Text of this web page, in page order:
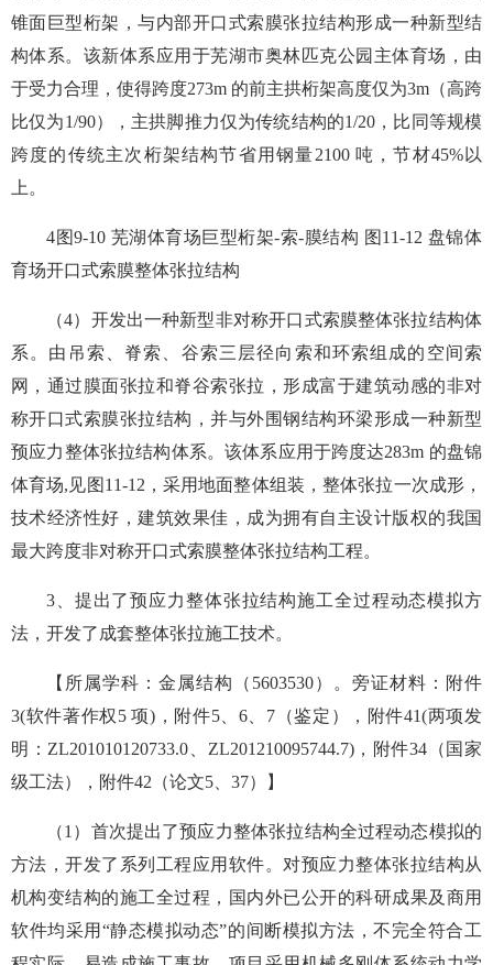
锥面巨型桁架，与内部开口式索膜张拉结构形成一种新型结
构体系。该新体系应用于芜湖市奥林匹克公园主体育场，由
于受力合理，使得跨度273m 的前主拱桁架高度仅为3m（高跨
比仅为1/90），主拱脚推力仅为传统结构的1/20，比同等规模
跨度的传统主次桁架结构节省用钢量2100 吨，节材45%以
上。
4图9-10 芜湖体育场巨型桁架-索-膜结构 图11-12 盘锦体
育场开口式索膜整体张拉结构
（4）开发出一种新型非对称开口式索膜整体张拉结构体
系。由吊索、脊索、谷索三层径向索和环索组成的空间索
网，通过膜面张拉和脊谷索张拉，形成富于建筑动感的非对
称开口式索膜张拉结构，并与外围钢结构环梁形成一种新型
预应力整体张拉结构体系。该体系应用于跨度达283m 的盘锦
体育场,见图11-12，采用地面整体组装，整体张拉一次成形，
技术经济性好，建筑效果佳，成为拥有自主设计版权的我国
最大跨度非对称开口式索膜整体张拉结构工程。
3、提出了预应力整体张拉结构施工全过程动态模拟方
法，开发了成套整体张拉施工技术。
【所属学科：金属结构（5603530）。旁证材料：附件
3(软件著作权5 项)，附件5、6、7（鉴定），附件41(两项发
明：ZL201010120733.0、ZL201210095744.7)，附件34（国家
级工法），附件42（论文5、37）】
（1）首次提出了预应力整体张拉结构全过程动态模拟的
方法，开发了系列工程应用软件。对预应力整体张拉结构从
机构变结构的施工全过程，国内外已公开的科研成果及商用
软件均采用“静态模拟动态”的间断模拟方法，不完全符合工